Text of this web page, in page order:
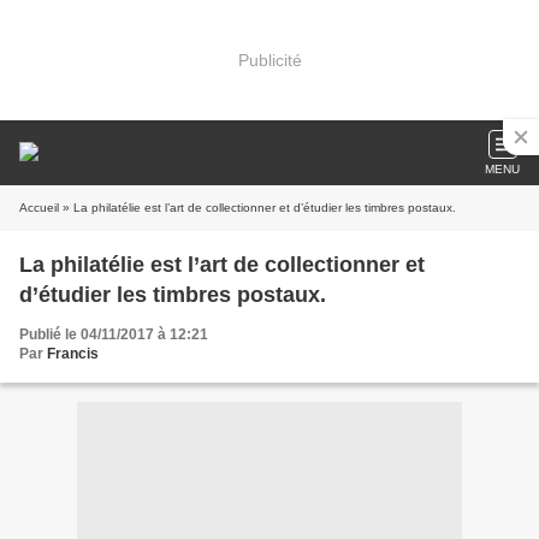
Publicité
MENU
Accueil » La philatélie est l’art de collectionner et d’étudier les timbres postaux.
La philatélie est l’art de collectionner et
d’étudier les timbres postaux.
Publié le 04/11/2017 à 12:21
Par Francis